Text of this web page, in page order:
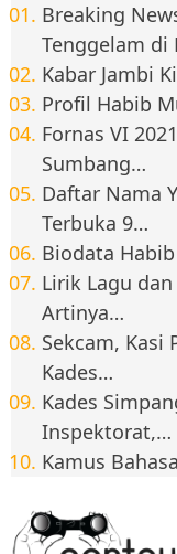
Breaking
Tenggelam di
Kabar Jambi
Profil Habib
Fornas VI
Sumbang…
Daftar Nama
Terbuka 9…
Biodata
Lirik Lagu dan
Artinya…
Sekcam, Kasi
Kades…
Kades
Inspektorat,…
Kamus